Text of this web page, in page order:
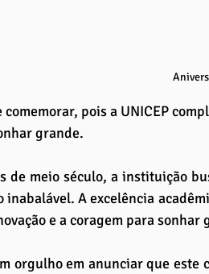
comemorar, pois a UNICEP
grande.
de meio século, a instituição
inabalável. A excelência
e a coragem para sonhar
orgulho em anunciar que este